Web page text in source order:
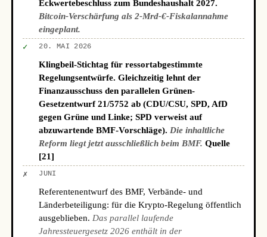
Eckwertebeschluss zum Bundeshaushalt 2027.
Bitcoin-Verschärfung als 2-Mrd-€-Fiskalannahme
eingeplant.
✓ 20. MAI 2026
Klingbeil-Stichtag für ressortabgestimmte
Regelungsentwürfe. Gleichzeitig lehnt der
Finanzausschuss den parallelen Grünen-
Gesetzentwurf 21/5752 ab (CDU/CSU, SPD, AfD
gegen Grüne und Linke; SPD verweist auf
abzuwartende BMF-Vorschläge). Die inhaltliche
Reform liegt jetzt ausschließlich beim BMF. Quelle
[21]
✗ JUNI
Referentenentwurf des BMF, Verbände- und
Länderbeteiligung: für die Krypto-Regelung öffentlich
ausgeblieben. Das parallel laufende
Jahressteuergesetz 2026 enthält in der